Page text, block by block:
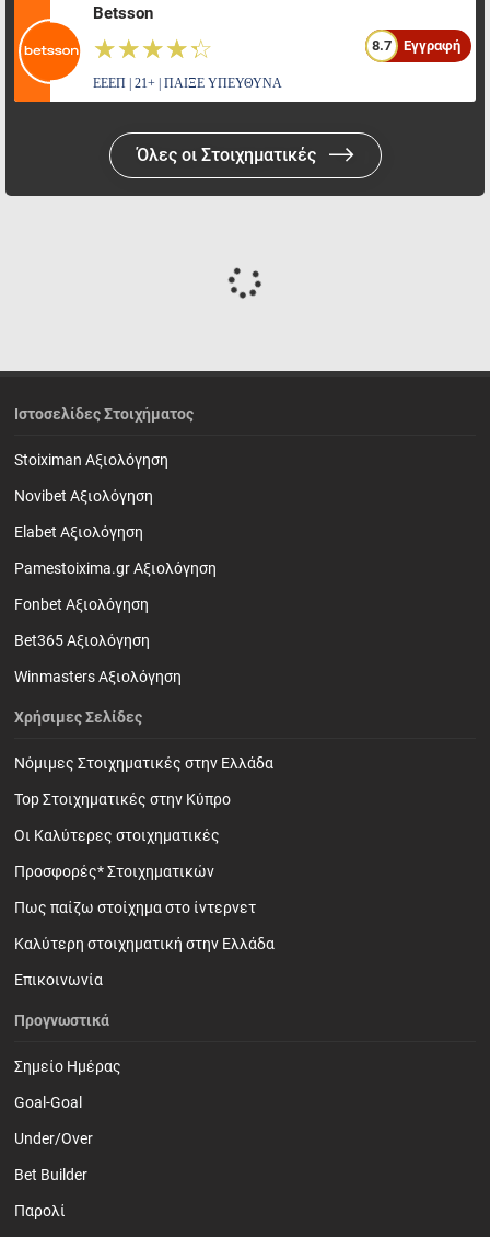
Betsson
☆☆☆☆☆
★★★★★ 8.7 Εγγραφή
ΕΕΕΠ | 21+ | ΠΑΙΞΕ ΥΠΕΥΘΥΝΑ
Όλες οι Στοιχηματικές
Ιστοσελίδες Στοιχήματος
Stoiximan Αξιολόγηση
Novibet Αξιολόγηση
Elabet Αξιολόγηση
Pamestoixima.gr Αξιολόγηση
Fonbet Αξιολόγηση
Bet365 Αξιολόγηση
Winmasters Αξιολόγηση
Χρήσιμες Σελίδες
Νόμιμες Στοιχηματικές στην Ελλάδα
Top Στοιχηματικές στην Κύπρο
Οι Καλύτερες στοιχηματικές
Προσφορές* Στοιχηματικών
Πως παίζω στοίχημα στο ίντερνετ
Καλύτερη στοιχηματική στην Ελλάδα
Επικοινωνία
Προγνωστικά
Σημείο Ημέρας
Goal-Goal
Under/Over
Bet Builder
Παρολί